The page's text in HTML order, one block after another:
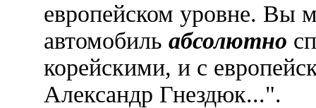
европейском уровне. Вы
автомобильабсолютно
корейскими, и с
Александр Гнездюк...".